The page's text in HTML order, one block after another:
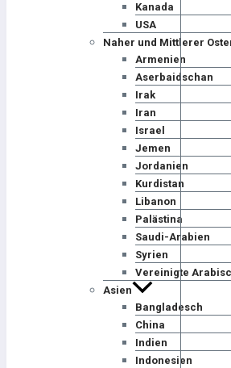
Kanada
USA
Naher und Mittlerer
Armenien
Aserbaidschan
Irak
Iran
Israel
Jemen
Jordanien
Kurdistan
Libanon
Palästina
Saudi-Arabien
Syrien
Vereinigte
Asien
Bangladesch
China
Indien
Indonesien